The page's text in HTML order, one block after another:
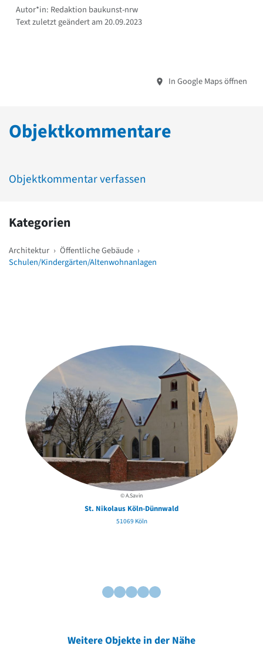
Autor*in: Redaktion baukunst-nrw
Text zuletzt geändert am 20.09.2023
In Google Maps öffnen
Objektkommentare
Objektkommentar verfassen
Kategorien
Architektur › Öffentliche Gebäude ›
Schulen/Kindergärten/Altenwohnanlagen
© A.Savin
St. Nikolaus Köln-Dünnwald
51069 Köln
Weitere Objekte in der Nähe